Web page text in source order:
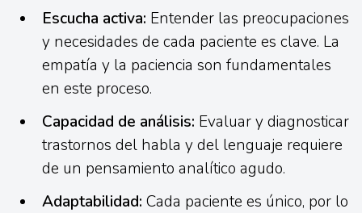
Escucha activa: Entender las preocupaciones
y necesidades de cada paciente es clave. La
empatía y la paciencia son fundamentales
en este proceso.
Capacidad de análisis: Evaluar y diagnosticar
trastornos del habla y del lenguaje requiere
de un pensamiento analítico agudo.
Adaptabilidad: Cada paciente es único, por lo